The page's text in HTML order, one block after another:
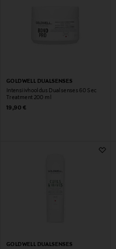
GOLDWELL DUALSENSES
Intensiivhooldus Dualsenses 60 Sec
Treatment 200 ml
Original Price
19,90 €
GOLDWELL DUALSENSES